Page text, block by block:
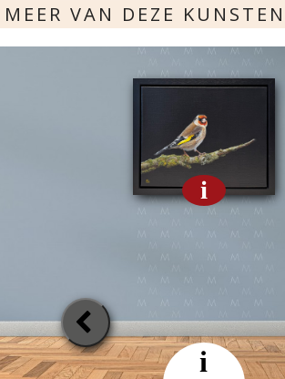
MEER VAN DEZE
i
Previous
Slide
i